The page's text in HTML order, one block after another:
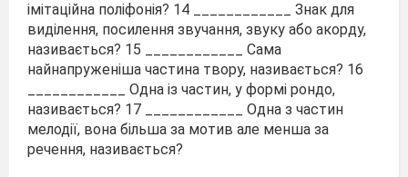
імітаційна поліфонія? 14 ____________ Знак для
виділення, посилення звучання, звуку або акорду,
називається? 15 ____________ Сама
найнапруженіша частина твору, називається? 16
____________ Одна із частин, у формі рондо,
називається? 17 ____________ Одна з частин
мелодії, вона більша за мотив але менша за
речення, називається?